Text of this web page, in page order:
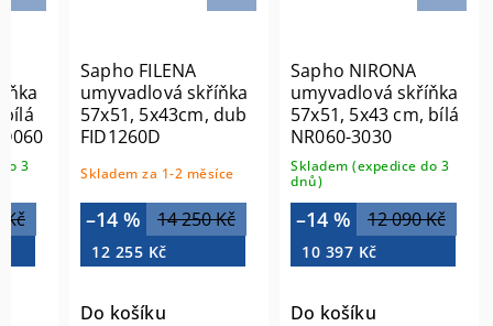
bílá
3
Kč
Sapho FILENA
umyvadlová skříňka
57x51, 5x43cm, dub
FID1260D
Skladem za 1-2 měsíce
14 250 Kč
–14 %
12 255 Kč
Do košíku
Sapho NIRONA
umyvadlová skříňka
57x51, 5x43 cm, bílá
NR060-3030
Skladem (expedice do 3
dnů)
12 090 Kč
–14 %
10 397 Kč
Do košíku